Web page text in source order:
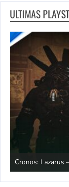
ULTIMAS
Cronos: Lazarus